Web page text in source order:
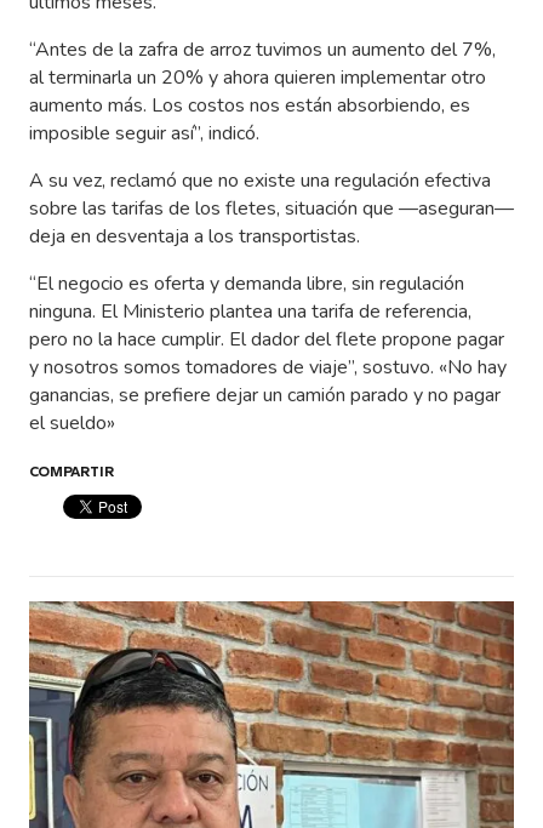
“Antes de la zafra de arroz tuvimos un aumento del 7%,
al terminarla un 20% y ahora quieren implementar otro
aumento más. Los costos nos están absorbiendo, es
imposible seguir así”, indicó.
A su vez, reclamó que no existe una regulación efectiva
sobre las tarifas de los fletes, situación que —aseguran—
deja en desventaja a los transportistas.
“El negocio es oferta y demanda libre, sin regulación
ninguna. El Ministerio plantea una tarifa de referencia,
pero no la hace cumplir. El dador del flete propone pagar
y nosotros somos tomadores de viaje”, sostuvo. «No hay
ganancias, se prefiere dejar un camión parado y no pagar
el sueldo»
COMPARTIR